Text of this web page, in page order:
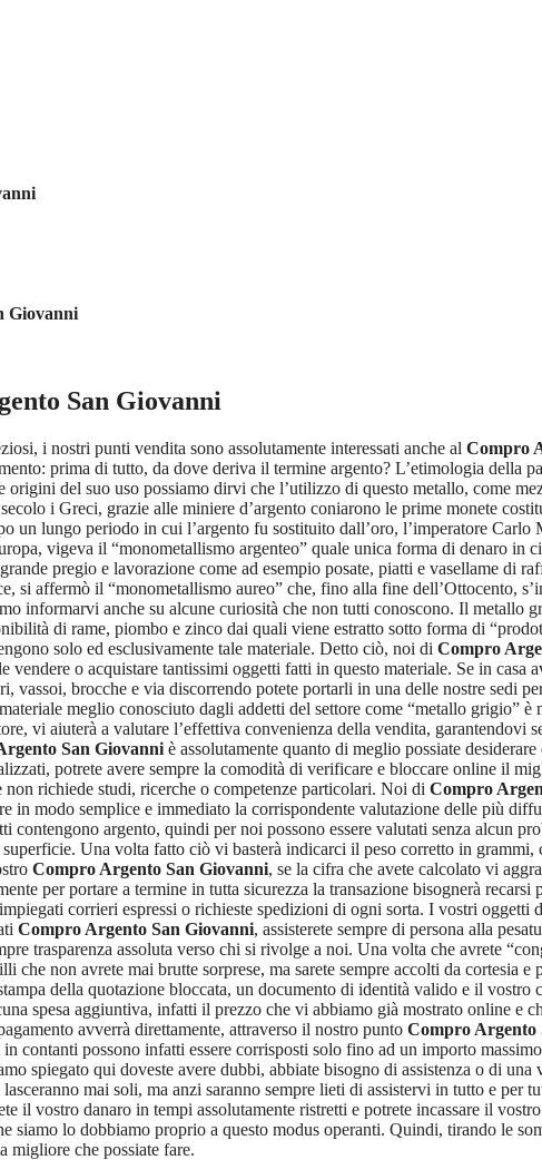
Giovanni
San Giovanni
i nostri punti vendita sono assolutamente interessati anche al Compro
prima di tutto, da dove deriva il termine argento? L’etimologia della
origini del suo uso possiamo dirvi che l’utilizzo di questo metallo, come
i Greci, grazie alle miniere d’argento coniarono le prime monete
un lungo periodo in cui l’argento fu sostituito dall’oro, l’imperatore
vigeva il “monometallismo argenteo” quale unica forma di denaro in
pregio e lavorazione come ad esempio posate, piatti e vasellame di
si affermò il “monometallismo aureo” che, fino alla fine dell’Ottocento,
informarvi anche su alcune curiosità che non tutti conoscono. Il metallo
di rame, piombo e zinco dai quali viene estratto sotto forma di
solo ed esclusivamente tale materiale. Detto ciò, noi di Compro
o acquistare tantissimi oggetti fatti in questo materiale. Se in casa
vassoi, brocche e via discorrendo potete portarli in una delle nostre sedi
meglio conosciuto dagli addetti del settore come “metallo grigio”
vi aiuterà a valutare l’effettiva convenienza della vendita, garantendovi
San Giovanni è assolutamente quanto di meglio possiate
potrete avere sempre la comodità di verificare e bloccare online il
richiede studi, ricerche o competenze particolari. Noi di Compro
in modo semplice e immediato la corrispondente valutazione delle più
contengono argento, quindi per noi possono essere valutati senza alcun
Una volta fatto ciò vi basterà indicarci il peso corretto in
Compro Argento San Giovanni, se la cifra che avete calcolato vi
per portare a termine in tutta sicurezza la transazione bisognerà
corrieri espressi o richieste spedizioni di ogni sorta. I vostri oggetti
Compro Argento San Giovanni, assisterete sempre di persona alla
trasparenza assoluta verso chi si rivolge a noi. Una volta che avrete
che non avrete mai brutte sorprese, ma sarete sempre accolti da cortesia
della quotazione bloccata, un documento di identità valido e il
spesa aggiuntiva, infatti il prezzo che vi abbiamo già mostrato online e
avverrà direttamente, attraverso il nostro punto Compro Argento
contanti possono infatti essere corrisposti solo fino ad un importo
spiegato qui doveste avere dubbi, abbiate bisogno di assistenza o di
mai soli, ma anzi saranno sempre lieti di assistervi in tutto e per
il vostro danaro in tempi assolutamente ristretti e potrete incassare il
siamo lo dobbiamo proprio a questo modus operanti. Quindi, tirando le
migliore che possiate fare.